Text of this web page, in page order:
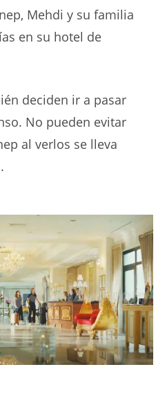
Mehdi y su familia
en su hotel de
deciden ir a pasar
No pueden evitar
al verlos se lleva